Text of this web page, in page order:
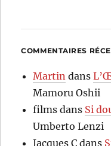
COMMENTAIRES
Martin dans
Mamoru Oshii
films dans Si
Umberto Lenzi
Jacques C dans